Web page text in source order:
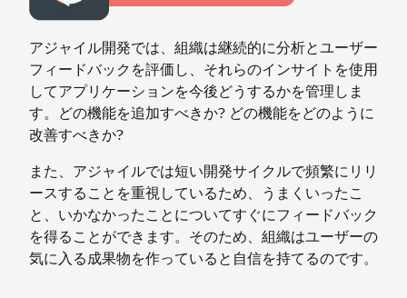
アジャイル開発では、組織は継続的に分析とユーザー
フィードバックを評価し、それらのインサイトを使用
してアプリケーションを今後どうするかを管理しま
す。どの機能を追加すべきか? どの機能をどのように
改善すべきか?
また、アジャイルでは短い開発サイクルで頻繁にリリ
ースすることを重視しているため、うまくいったこ
と、いかなかったことについてすぐにフィードバック
を得ることができます。そのため、組織はユーザーの
気に入る成果物を作っていると自信を持てるのです。